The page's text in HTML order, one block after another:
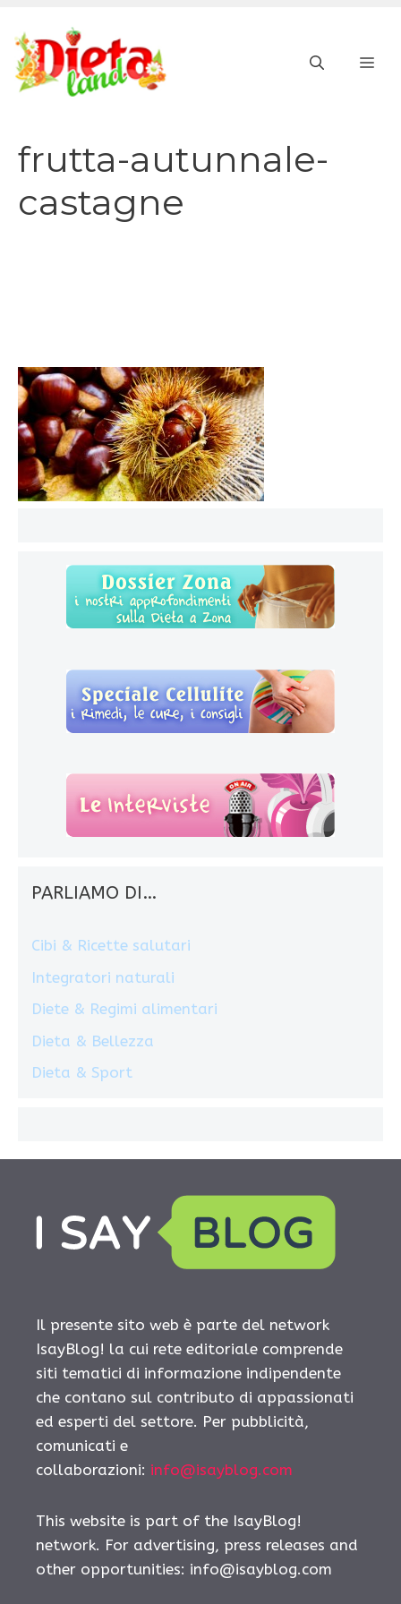
contenuto
frutta-autunnale-
castagne
PARLIAMO DI…
Cibi & Ricette salutari
Integratori naturali
Diete & Regimi alimentari
Dieta & Bellezza
Dieta & Sport
Il presente sito web è parte del network
IsayBlog! la cui rete editoriale comprende
siti tematici di informazione indipendente
che contano sul contributo di appassionati
ed esperti del settore. Per pubblicità,
comunicati e
collaborazioni: info@isayblog.com
This website is part of the IsayBlog!
network. For advertising, press releases and
other opportunities: info@isayblog.com